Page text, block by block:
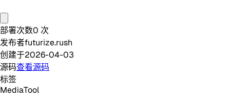
部署次数0 次
发布者futurize.rush
创建于2026-04-03
源码查看源码
标签
MediaTool